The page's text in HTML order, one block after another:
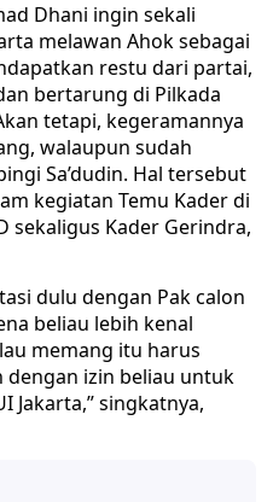
Dhani ingin sekali
melawan Ahok sebagai
restu dari partai,
bertarung di Pilkada
tetapi, kegeramannya
walaupun sudah
Sa’dudin. Hal tersebut
kegiatan Temu Kader di
sekaligus Kader Gerindra,
dulu dengan Pak calon
beliau lebih kenal
memang itu harus
izin beliau untuk
Jakarta,” singkatnya,